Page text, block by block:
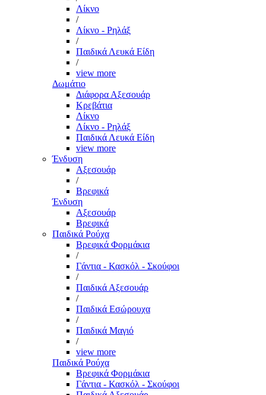
Λίκνο
/
Λίκνο - Ρηλάξ
/
Παιδικά Λευκά Είδη
/
view more
Δωμάτιο
Διάφορα Αξεσουάρ
Κρεβάτια
Λίκνο
Λίκνο - Ρηλάξ
Παιδικά Λευκά Είδη
view more
Ένδυση
Αξεσουάρ
/
Βρεφικά
Ένδυση
Αξεσουάρ
Βρεφικά
Παιδικά Ρούχα
Βρεφικά Φορμάκια
/
Γάντια - Κασκόλ - Σκούφοι
/
Παιδικά Αξεσουάρ
/
Παιδικά Εσώρουχα
/
Παιδικά Μαγιό
/
view more
Παιδικά Ρούχα
Βρεφικά Φορμάκια
Γάντια - Κασκόλ - Σκούφοι